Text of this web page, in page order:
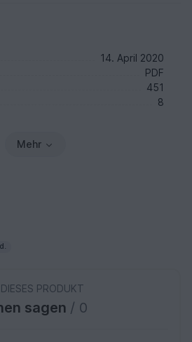
14. April 2020
PDF
451
8
Mehr
PRODUKT
sagen / 0